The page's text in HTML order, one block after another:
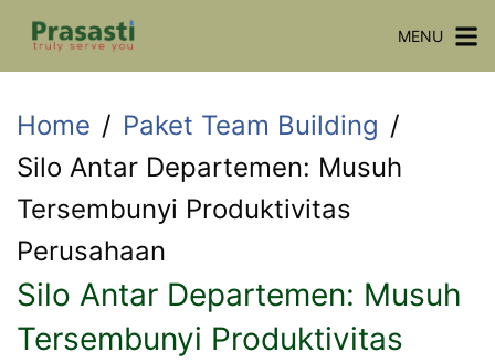
Skip
MENU
Home
Paket Team Building
Silo Antar Departemen: Musuh
Tersembunyi Produktivitas
Perusahaan
Silo Antar Departemen: Musuh
Tersembunyi Produktivitas